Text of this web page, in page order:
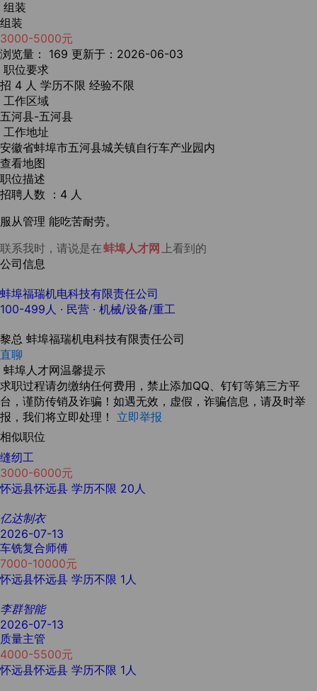
组装
组装
3000-5000元
浏览量： 169 更新于：2026-06-03
职位要求
招 4 人 学历不限 经验不限
工作区域
五河县-五河县
工作地址
安徽省蚌埠市五河县城关镇自行车产业园内
查看地图
职位描述
招聘人数 ：4 人
服从管理 能吃苦耐劳。
联系我时，请说是在蚌埠人才网 上看到的
公司信息
蚌埠福瑞机电科技有限责任公司
100-499人 · 民营 · 机械/设备/重工
黎总 蚌埠福瑞机电科技有限责任公司
直聊
蚌埠人才网温馨提示
求职过程请勿缴纳任何费用，禁止添加QQ、钉钉等第三方平
台，谨防传销及诈骗！如遇无效，虚假，诈骗信息，请及时举
报，我们将立即处理！ 立即举报
相似职位
缝纫工
3000-6000元
怀远县怀远县 学历不限 20人
亿达制衣
2026-07-13
车铣复合师傅
7000-10000元
怀远县怀远县 学历不限 1人
李群智能
2026-07-13
质量主管
4000-5500元
怀远县怀远县 学历不限 1人